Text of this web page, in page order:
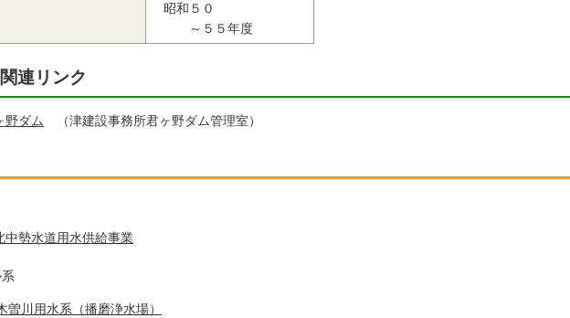
昭和５０
～５５年度
連リンク
野ダム （津建設事務所君ヶ野ダム管理室）
中勢水道用水供給事業
曽川用水系（播磨浄水場）